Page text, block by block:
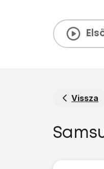
Vissza